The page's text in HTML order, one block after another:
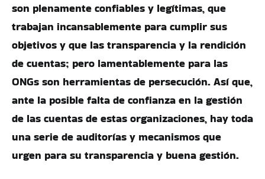
son plenamente confiables y legítimas, que
trabajan incansablemente para cumplir sus
objetivos y que las transparencia y la rendición
de cuentas; pero lamentablemente para las
ONGs son herramientas de persecución. Así que,
ante la posible falta de confianza en la gestión
de las cuentas de estas organizaciones, hay toda
una serie de auditorías y mecanismos que
urgen para su transparencia y buena gestión.